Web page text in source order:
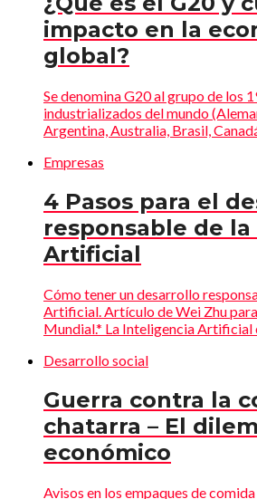
impacto en la
global?
Se denomina G20 al grupo de los
industrializados del mundo
Argentina, Australia, Brasil,
Empresas
4 Pasos para el
responsable de
Artificial
Cómo tener un desarrollo
Artificial. Artículo de Wei Zhu
Mundial.* La Inteligencia Artificial
Desarrollo social
Guerra contra la
chatarra – El
económico
Avisos en los empaques de